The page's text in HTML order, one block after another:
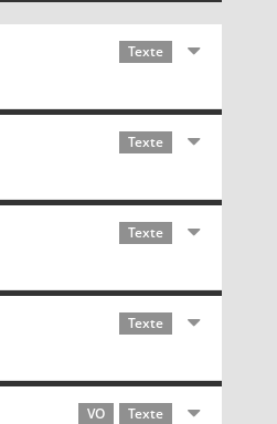
Texte
Texte
Texte
Texte
VO Texte